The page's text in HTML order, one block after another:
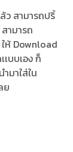
ว สามารถปริ้
ามารถ
ห้ Download
บบเอง ก็
มาใส่ใน
ย